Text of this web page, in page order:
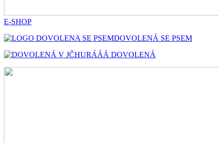
E-SHOP
DOVOLENÁ SE PSEM
HURÁÁÁ DOVOLENÁ